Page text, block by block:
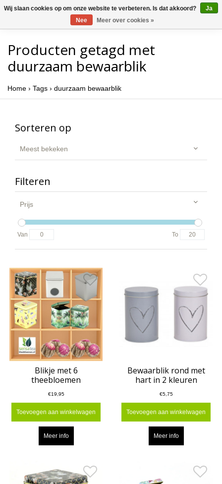
Producten getagd met
duurzaam bewaarblik
Home › Tags › duurzaam bewaarblik
Sorteren op
Meest bekeken
Filteren
Prijs
Van To
Blikje met 6
theebloemen
€19,95
Toevoegen aan winkelwagen
Meer info
Bewaarblik rond met
hart in 2 kleuren
€5,75
Toevoegen aan winkelwagen
Meer info
Wij slaan cookies op om onze website te verbeteren. Is dat akkoord?
Ja
Nee
Meer over cookies »